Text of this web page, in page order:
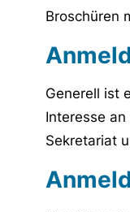
Broschüren
Generell ist
Interesse
Sekretariat